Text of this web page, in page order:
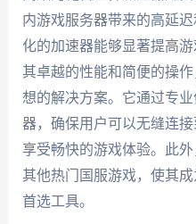
内游戏服务器带来的高延
化的加速器能够显著提高
其卓越的性能和简便的操
想的解决方案。它通过专
器，确保用户可以无缝连接
享受畅快的游戏体验。此
其他热门国服游戏，使其
首选工具。